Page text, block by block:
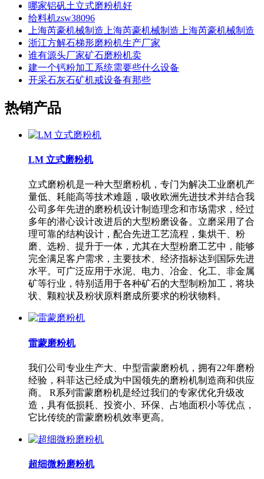
哪家铝矾土立式磨粉机好
给料机zsw38096
上海芮豪机械制造上海芮豪机械制造上海芮豪机械制造
浙江方解石梯形磨粉机生产厂家
谁有源头厂家矿石磨粉机卖
建一个钙粉加工系统需要些什么设备
开采石灰石矿机戒设备有那些
热销产品
LM 立式磨粉机
立式磨粉机是一种大型磨粉机，专门为解决工业磨机产
量低、耗能高等技术难题，吸收欧洲先进技术并结合我
公司多年先进的磨粉机设计制造理念和市场需求，经过
多年的潜心设计改进后的大型粉磨设备。立磨采用了合
理可靠的结构设计，配合先进工艺流程，集烘干、粉
磨、选粉、提升于一体，尤其在大型粉磨工艺中，能够
完全满足客户需求，主要技术、经济指标达到国际先进
水平。可广泛应用于水泥、电力、冶金、化工、非金属
矿等行业，特别适用于各种矿石的大型制粉加工，将块
状、颗粒状及粉状原料磨成所要求的粉状物料。
雷蒙磨粉机
我们公司专业生产大、中型雷蒙磨粉机，拥有22年磨粉
经验，科菲达已经成为中国领先的磨粉机制造商和供应
商。 R系列雷蒙磨粉机是经过我们的专家优化升级改
造，具有低损耗、投资小、环保、占地面积小等优点，
它比传统的雷蒙磨粉机效率更高。
超细微粉磨粉机